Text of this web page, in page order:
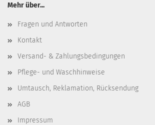
Mehr über...
Fragen und Antworten
Kontakt
Versand- & Zahlungsbedingungen
Pflege- und Waschhinweise
Umtausch, Reklamation, Rücksendung
AGB
Impressum